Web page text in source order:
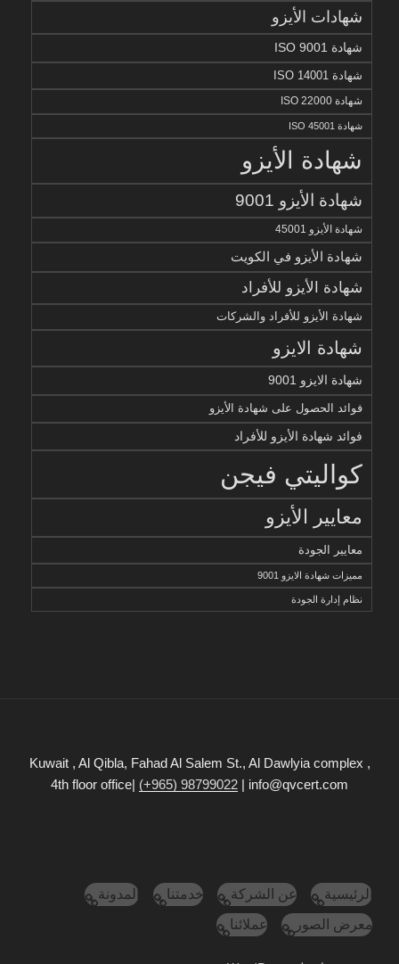
شهادات الأيزو
شهادة ISO 9001
شهادة ISO 14001
شهادة ISO 22000
شهادة ISO 45001
شهادة الأيزو
شهادة الأيزو 9001
شهادة الأيزو 45001
شهادة الأيزو في الكويت
شهادة الأيزو للأفراد
شهادة الأيزو للأفراد والشركات
شهادة الايزو
شهادة الايزو 9001
فوائد الحصول على شهادة الأيزو
فوائد شهادة الأيزو للأفراد
كواليتي فيجن
معايير الأيزو
معايير الجودة
مميزات شهادة الايزو 9001
نظام إدارة الجودة
Kuwait , Al Qibla, Fahad Al Salem St., Al Dawlyia complex ,
4th floor office| (+965) 98799022 | info@qvcert.com
الرئيسية عن الشركة خدمتنا
المدونة
معرض الصور
عملائنا